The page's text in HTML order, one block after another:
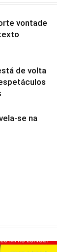
vontade
de volta
se na